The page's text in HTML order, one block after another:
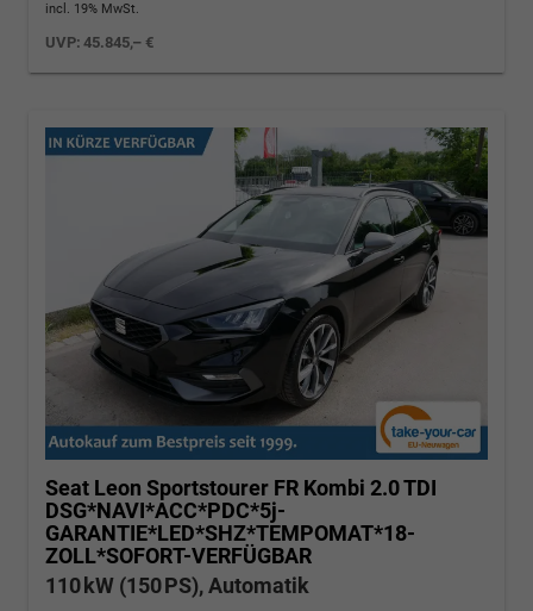
incl. 19% MwSt.
UVP:45.845,– €
Seat Leon Sportstourer FR Kombi 2.0 TDI
DSG*NAVI*ACC*PDC*5j-
GARANTIE*LED*SHZ*TEMPOMAT*18-
ZOLL*SOFORT-VERFÜGBAR
110 kW (150 PS), Automatik